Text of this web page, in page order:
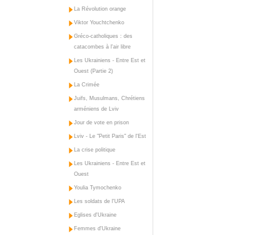
La Révolution orange
Viktor Youchtchenko
Gréco-catholiques : des
catacombes à l'air libre
Les Ukrainiens - Entre Est et
Ouest (Partie 2)
La Crimée
Juifs, Musulmans, Chrétiens
arméniens de Lviv
Jour de vote en prison
Lviv - Le "Petit Paris" de l'Est
La crise politique
Les Ukrainiens - Entre Est et
Ouest
Youlia Tymochenko
Les soldats de l'UPA
Eglises d'Ukraine
Femmes d'Ukraine